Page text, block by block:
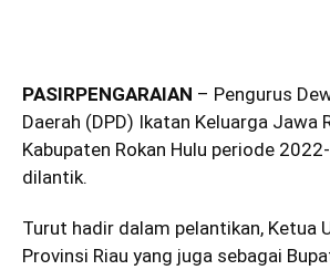
PASIRPENGARAIAN – Pengurus
Daerah (DPD) Ikatan Keluarga Jawa
Kabupaten Rokan Hulu periode
dilantik.
Turut hadir dalam pelantikan, Ketua
Provinsi Riau yang juga sebagai